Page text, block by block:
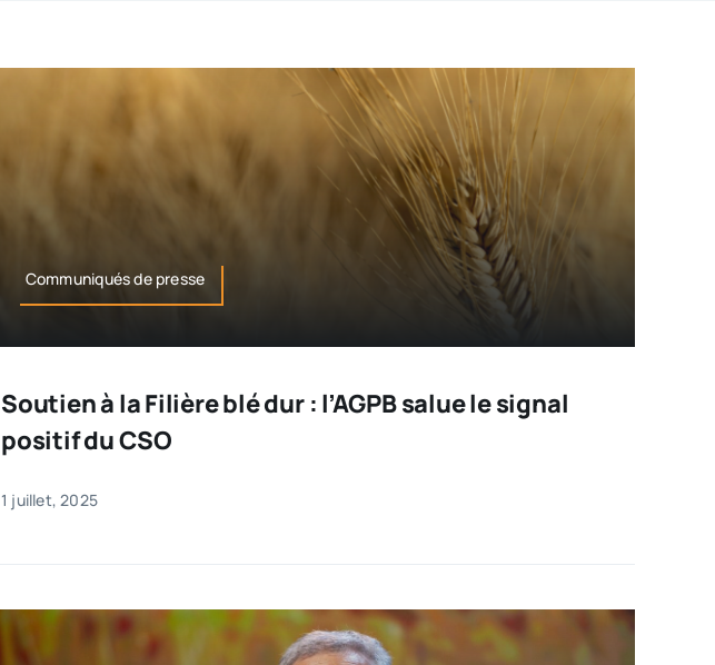
Communiqués de presse
Soutien à la Filière blé dur : l’AGPB salue le signal
positif du CSO
1 juillet, 2025